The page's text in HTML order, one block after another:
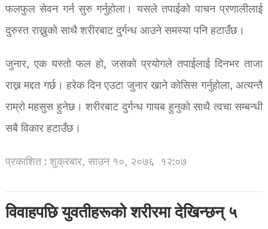
फलफुल सेवन गर्न सुरु गर्नुहोला। यसले तपाईको पाचन प्रणालीलाई
दुरुस्त राख्नुको साथै शरीरबाट दुर्गन्ध आउने समस्या पनि हटाउँछ।
जुनार, एक यस्तो फल हो, जसको प्रयोगले तपाईलाई दिनभर ताजा
राख्न मद्दत गर्छ। हरेक दिन एउटा जुनार खाने कोसिस गर्नुहोला, अत्यन्तै
राम्रो महसुस हुनेछ। शरीरबाट दुर्गन्ध गायब हुनुको साथै त्वचा सम्बन्धी
सबै विकार हटाउँछ।
प्रकाशित : शुक्रबार, साउन १०, २०७६ १२:०७
विवाहपछि युवतीहरूको शरीरमा देखिन्छन् ५